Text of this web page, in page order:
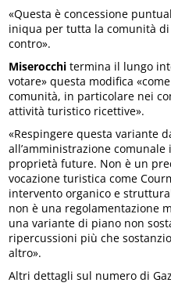
«Questa è concessione
iniqua per tutta la comunità
contro».
Miserocchi termina il lungo
votare» questa modifica
comunità, in particolare nei
attività turistico ricettive».
«Respingere questa variante
all’amministrazione
proprietà future. Non è un
vocazione turistica come
intervento organico e
non è una regolamentazione
una variante di piano non
ripercussioni più che
altro».
Altri dettagli sul numero di